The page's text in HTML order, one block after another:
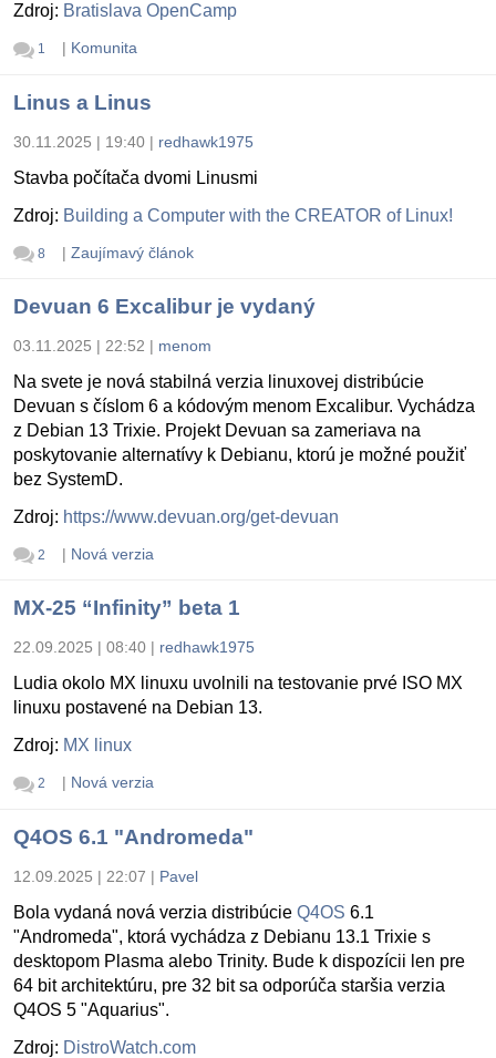
Zdroj: Bratislava OpenCamp
1 | Komunita
Linus a Linus
30.11.2025 | 19:40 | redhawk1975
Stavba počítača dvomi Linusmi
Zdroj: Building a Computer with the CREATOR of Linux!
8 | Zaujímavý článok
Devuan 6 Excalibur je vydaný
03.11.2025 | 22:52 | menom
Na svete je nová stabilná verzia linuxovej distribúcie
Devuan s číslom 6 a kódovým menom Excalibur. Vychádza
z Debian 13 Trixie. Projekt Devuan sa zameriava na
poskytovanie alternatívy k Debianu, ktorú je možné použiť
bez SystemD.
Zdroj: https://www.devuan.org/get-devuan
2 | Nová verzia
MX-25 “Infinity” beta 1
22.09.2025 | 08:40 | redhawk1975
Ludia okolo MX linuxu uvolnili na testovanie prvé ISO MX
linuxu postavené na Debian 13.
Zdroj: MX linux
2 | Nová verzia
Q4OS 6.1 "Andromeda"
12.09.2025 | 22:07 | Pavel
Bola vydaná nová verzia distribúcie Q4OS 6.1
"Andromeda", ktorá vychádza z Debianu 13.1 Trixie s
desktopom Plasma alebo Trinity. Bude k dispozícii len pre
64 bit architektúru, pre 32 bit sa odporúča staršia verzia
Q4OS 5 "Aquarius".
Zdroj: DistroWatch.com